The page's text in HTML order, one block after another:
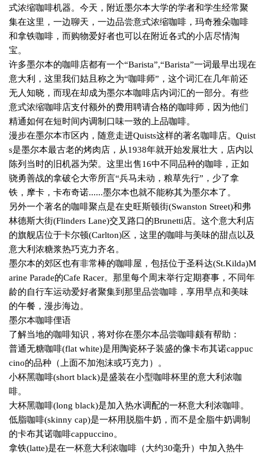
式浓缩咖啡机器。今天，附近墨尔本大学的学者和学生经常聚
集在这里，一边聊天，一边品尝意式浓缩咖啡，玛奇雅朵咖啡
和拿铁咖啡，而购物爱好者也可以在附近各式的小店尽情淘
宝。
许多墨尔本的咖啡店都有一个“Barista”,“Barista”一词最早出现在
意大利，这里我们姑且称之为“咖啡师”，这个词汇在几年前还
无人知晓，而现在却成为墨尔本咖啡店内词汇的一部分。有些
意式浓缩咖啡店支付额外的费用聘请合格的咖啡师，因为他们
精通如何在短时间内调制口味一致的上品咖啡。
漫步在墨尔本市区内，随意走进Quists这样的著名咖啡店。 Quist
s是墨尔本最古老的烤肉店，从1938年就开始发展壮大，店内以
陈列当时的旧机器为荣。这里出售16中不同品种的咖啡，正如
骁勇善战的拿破仑大帝所言“兵马未动，粮草先行”，少了拿
铁，摩卡，卡布奇诺......墨尔本也就不能称其为墨尔本了。
另外一个著名的咖啡聚点是在史旺斯顿街(Swanston Street)和弗
林德斯大街(Flinders Lane)交叉路口的Brunetti店。这个意大利店
的旗舰店位于卡尔顿(Carlton)区，这里的咖啡与美味的甜点以及
意大利浓糖浆热巧克力齐名。
墨尔本的郊区也有非常棒的咖啡屋，包括位于圣科达(St.Kilda)M
arine Parade的Cafe Racer。那里每个周末举行定期赛事，不同年
龄的自行车运动爱好者聚集到那里品尝咖啡，享用早点和美味
的午餐，漫步海边。
墨尔本咖啡俚语
了解当地的咖啡知识，将对你在墨尔本品尝咖啡颇有帮助：
普通无糖咖啡(flat white)是用陶瓷杯子装盛的像卡布其诺cappuc
cino的品种（上面不加泡沫或巧克力）。
小杯黑咖啡(short black)是盛装在小型咖啡杯里的意大利浓咖
啡。
大杯黑咖啡(long black)是加入热水调配的一杯意大利浓咖啡。
低脂咖啡(skinny cap)是一杯用脱脂牛奶，而不是全脂牛奶调制
的卡布其诺咖啡cappuccino。
拿铁(latte)是在一杯意大利浓咖啡（大约30毫升）中加入热牛